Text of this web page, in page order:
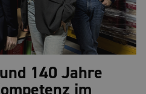
140 Jahre